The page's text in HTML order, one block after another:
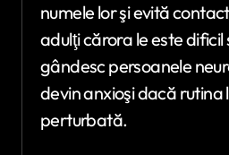
numele lor şi evită
adulţi cărora le este
gândesc persoanele
devin anxioşi dacă rutina
perturbată.